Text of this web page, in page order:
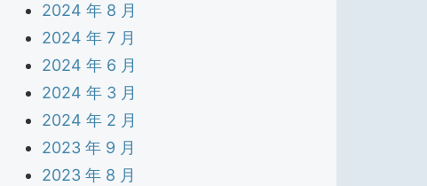
2024 年 8 月
2024 年 7 月
2024 年 6 月
2024 年 3 月
2024 年 2 月
2023 年 9 月
2023 年 8 月